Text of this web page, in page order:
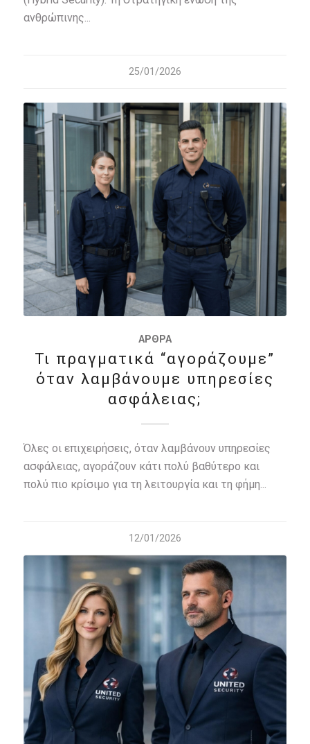
ανθρώπινης...
25/01/2026
ΆΡΘΡΑ
Τι πραγματικά “αγοράζουμε”
όταν λαμβάνουμε υπηρεσίες
ασφάλειας;
Όλες οι επιχειρήσεις, όταν λαμβάνουν υπηρεσίες
ασφάλειας, αγοράζουν κάτι πολύ βαθύτερο και
πολύ πιο κρίσιμο για τη λειτουργία και τη φήμη...
12/01/2026